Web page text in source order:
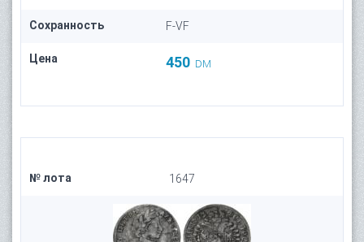
Сохранность F-VF
Цена 450 DM
№ лота 1647